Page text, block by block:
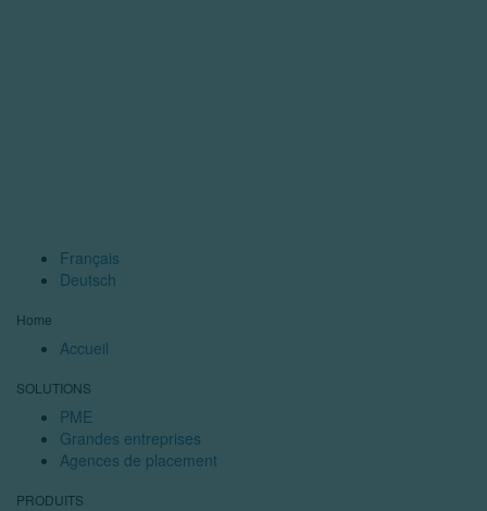
Français
Deutsch
Home
Accueil
SOLUTIONS
PME
Grandes entreprises
Agences de placement
PRODUITS